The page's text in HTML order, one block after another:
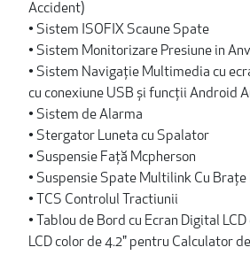
Accident)
• Sistem ISOFIX Scaune Spate
• Sistem Monitorizare Presiune in
• Sistem Navigație Multimedia cu
cu conexiune USB și funcții Android
• Sistem de Alarma
• Stergator Luneta cu Spalator
• Suspensie Față Mcpherson
• Suspensie Spate Multilink Cu
• TCS Controlul Tractiunii
• Tablou de Bord cu Ecran Digital LCD
LCD color de 4.2" pentru Calculator